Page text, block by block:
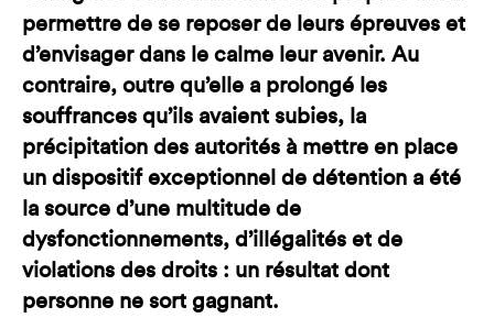
permettre de se reposer de leurs épreuves et
d’envisager dans le calme leur avenir. Au
contraire, outre qu’elle a prolongé les
souffrances qu’ils avaient subies, la
précipitation des autorités à mettre en place
un dispositif exceptionnel de détention a été
la source d’une multitude de
dysfonctionnements, d’illégalités et de
violations des droits : un résultat dont
personne ne sort gagnant.